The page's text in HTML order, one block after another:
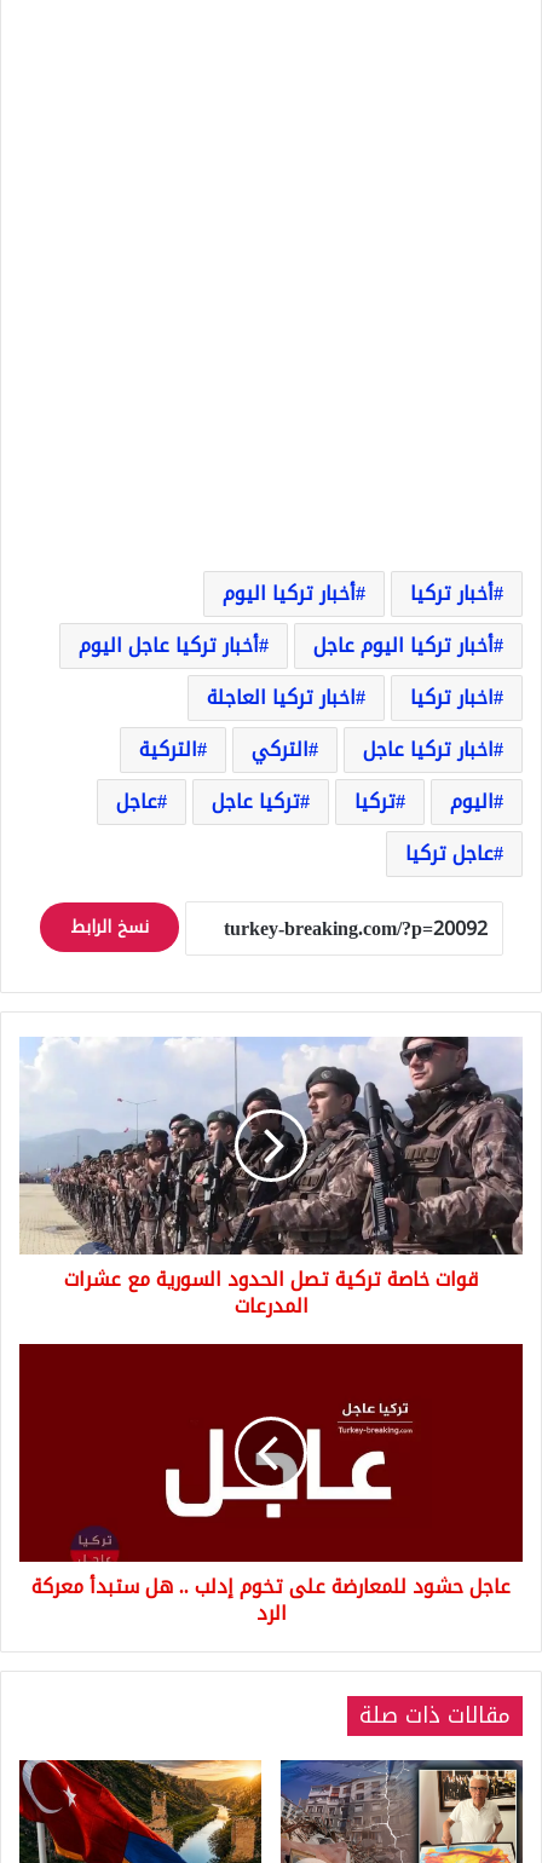
أخبار تركيا
أخبار تركيا اليوم
أخبار تركيا اليوم عاجل
أخبار تركيا عاجل اليوم
اخبار تركيا
اخبار تركيا العاجلة
اخبار تركيا عاجل
التركي
التركية
اليوم
تركيا تركيا عاجل
عاجل
عاجل تركيا
نسخ الرابط
تركية
تصل
الحدود
السورية
مع
عشرات
المدرعات
قوات خاصة تركية تصل الحدود السورية مع عشرات
المدرعات
ستبدأ
معركة
عاجل حشود للمعارضة على تخوم إدلب .. هل ستبدأ معركة
الرد
مقالات ذات صلة